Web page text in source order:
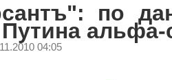
по
Путина
04:05